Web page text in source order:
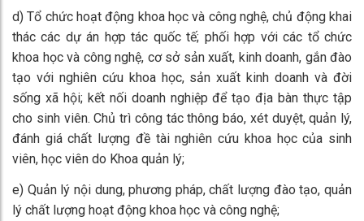
d) Tổ chức hoạt động khoa học và công nghệ, chủ động khai
thác các dự án hợp tác quốc tế; phối hợp với các tổ chức
khoa học và công nghệ, cơ sở sản xuất, kinh doanh, gắn đào
tạo với nghiên cứu khoa học, sản xuất kinh doanh và đời
sống xã hội; kết nối doanh nghiệp để tạo địa bàn thực tập
cho sinh viên. Chủ trì công tác thông báo, xét duyệt, quản lý,
đánh giá chất lượng đề tài nghiên cứu khoa học của sinh
viên, học viên do Khoa quản lý;
e) Quản lý nội dung, phương pháp, chất lượng đào tạo, quản
lý chất lượng hoạt động khoa học và công nghệ;